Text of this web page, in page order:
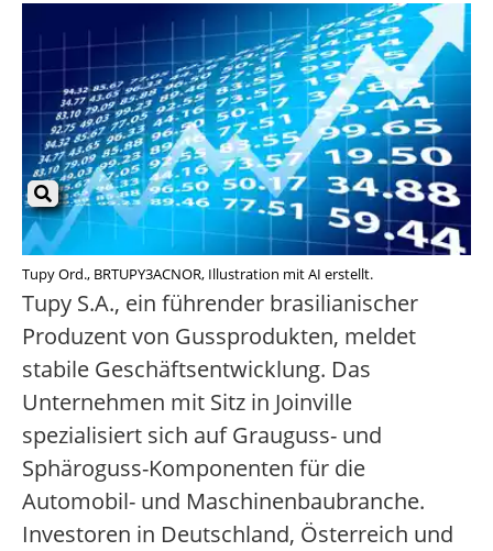
Tupy Ord., BRTUPY3ACNOR, Illustration mit AI erstellt.
Tupy S.A., ein führender brasilianischer
Produzent von Gussprodukten, meldet
stabile Geschäftsentwicklung. Das
Unternehmen mit Sitz in Joinville
spezialisiert sich auf Grauguss- und
Sphäroguss-Komponenten für die
Automobil- und Maschinenbaubranche.
Investoren in Deutschland, Österreich und